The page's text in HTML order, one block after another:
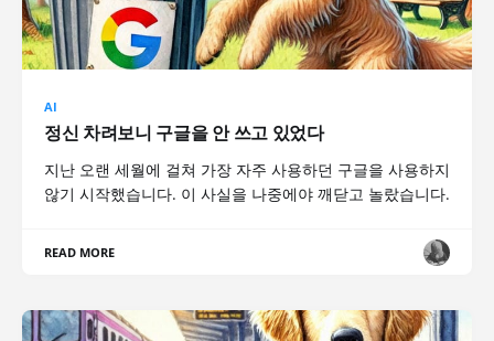
AI
정신 차려보니 구글을 안 쓰고 있었다
지난 오랜 세월에 걸쳐 가장 자주 사용하던 구글을 사용하지
않기 시작했습니다. 이 사실을 나중에야 깨닫고 놀랐습니다.
READ MORE